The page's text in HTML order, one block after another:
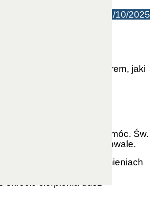
Rafał Topolski | 31/10/2025
Ale największym darem, jaki
już same sobie pomóc. Św.
stanie przed Bogiem w chwale.
ich położenie w płomieniach
skrócić cierpienia dusz